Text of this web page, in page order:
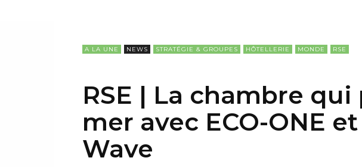
I
A LA UNE NEWS STRATÉGIE & GROUPES HÔTELLERIE MONDE RSE
RSE | La chambre
mer avec ECO-ONE
Wave